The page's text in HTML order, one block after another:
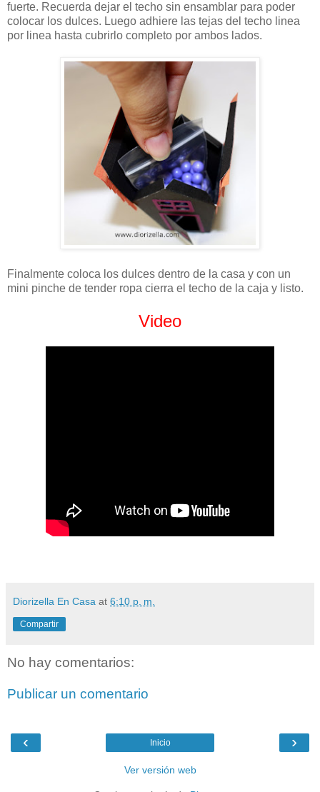
fuerte. Recuerda dejar el techo sin ensamblar para poder
colocar los dulces. Luego adhiere las tejas del techo linea
por linea hasta cubrirlo completo por ambos lados.
Finalmente coloca los dulces dentro de la casa y con un
mini pinche de tender ropa cierra el techo de la caja y listo.
Video
Diorizella En Casa at 6:10 p. m.
Compartir
No hay comentarios:
Publicar un comentario
‹ ›
Inicio
Ver versión web